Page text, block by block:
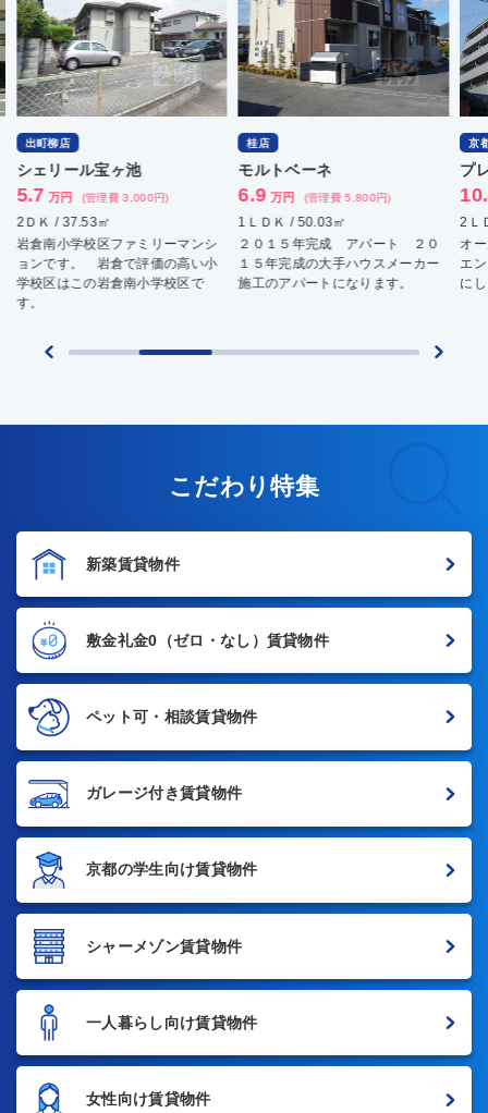
出町柳店
シェリール宝ヶ池
5.7 万円 (管理費 3,000円)
2ＤＫ / 37.53㎡
岩倉南小学校区ファミリーマンシ
ョンです。 岩倉で評価の高い小
学校区はこの岩倉南小学校区で
す。
桂店
モルトベーネ
6.9 万円 (管理費 5,800円)
1ＬＤＫ / 50.03㎡
２０１５年完成 アパート ２０
１５年完成の大手ハウスメーカー
施工のアパートになります。
京
プ
2Ｌ
オ
エ
に
こだわり特集
新築賃貸物件
敷金礼金0 （ゼロ・なし）賃貸物件
ペット可・相談賃貸物件
ガレージ付き賃貸物件
京都の学生向け賃貸物件
シャーメゾン賃貸物件
一人暮らし向け賃貸物件
女性向け賃貸物件